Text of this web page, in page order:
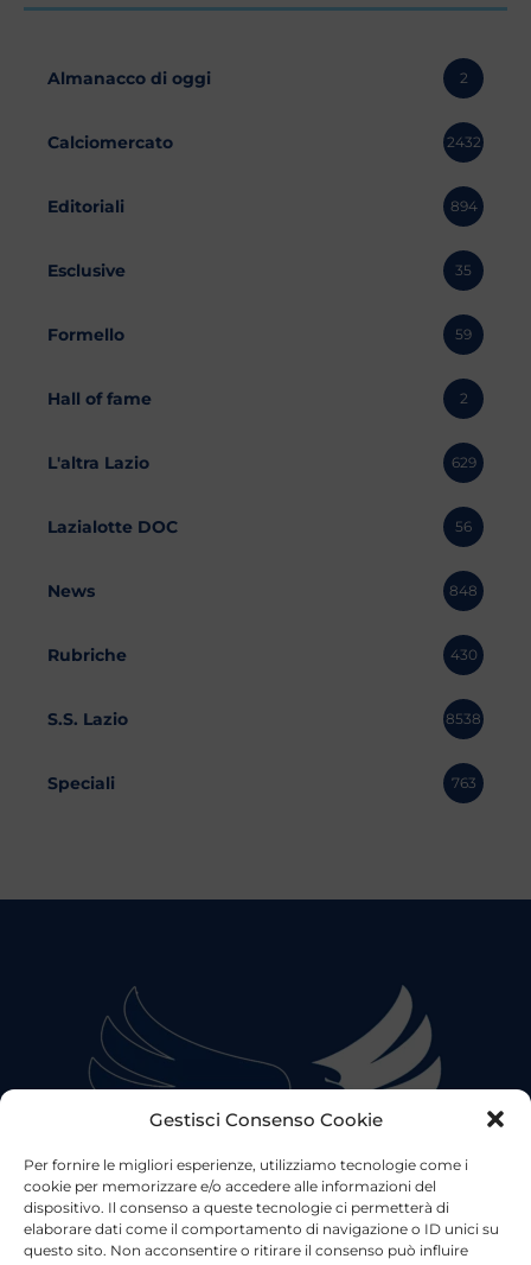
Gestisci Consenso Cookie
Per fornire le migliori esperienze, utilizziamo tecnologie come i
cookie per memorizzare e/o accedere alle informazioni del
dispositivo. Il consenso a queste tecnologie ci permetterà di
elaborare dati come il comportamento di navigazione o ID unici su
questo sito. Non acconsentire o ritirare il consenso può influire
Almanacco di oggi 2
Calciomercato 2432
Editoriali 894
Esclusive 35
Formello 59
Hall of fame 2
L'altra Lazio 629
Lazialotte DOC 56
News 848
Rubriche 430
S.S. Lazio 8538
Speciali 763